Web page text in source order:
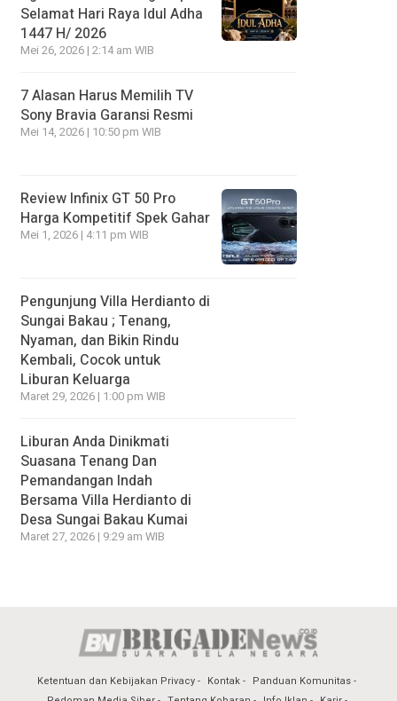
Selamat Hari Raya Idul Adha
1447 H/ 2026
Mei 26, 2026 | 2:14 am WIB
7 Alasan Harus Memilih TV
Sony Bravia Garansi Resmi
Mei 14, 2026 | 10:50 pm WIB
Review Infinix GT 50 Pro
Harga Kompetitif Spek Gahar
Mei 1, 2026 | 4:11 pm WIB
Pengunjung Villa Herdianto di
Sungai Bakau ; Tenang,
Nyaman, dan Bikin Rindu
Kembali, Cocok untuk
Liburan Keluarga
Maret 29, 2026 | 1:00 pm WIB
Liburan Anda Dinikmati
Suasana Tenang Dan
Pemandangan Indah
Bersama Villa Herdianto di
Desa Sungai Bakau Kumai
Maret 27, 2026 | 9:29 am WIB
Ketentuan dan Kebijakan Privacy Kontak
Panduan Komunitas